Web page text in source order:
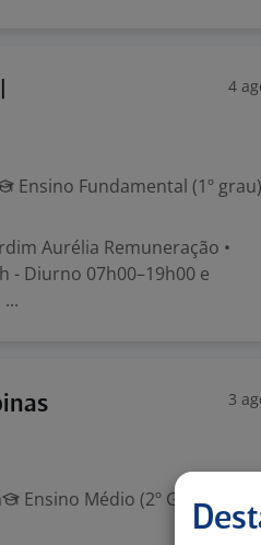
4
Ensino Fundamental (1º grau)
Aurélia Remuneração •
- Diurno 07h00–19h00 e
3
Ensino Médio (2º Grau)